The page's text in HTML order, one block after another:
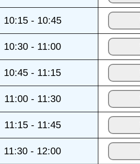
10:15 - 10:45
10:30 - 11:00
10:45 - 11:15
11:00 - 11:30
11:15 - 11:45
11:30 - 12:00